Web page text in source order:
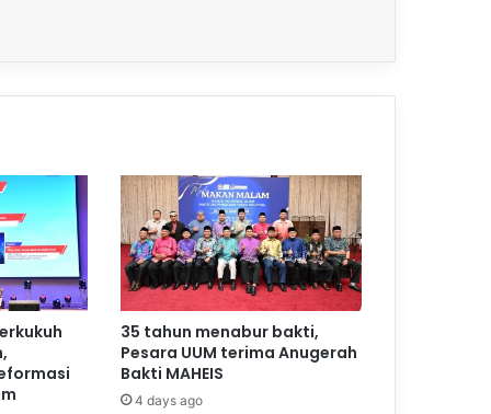
35 tahun menabur bakti,
Pesara UUM terima Anugerah
Bakti MAHEIS
4 days ago